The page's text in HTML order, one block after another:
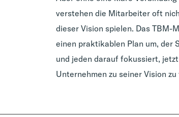
verstehen die Mitarbeiter oft
dieser Vision spielen. Das TBM-
einen praktikablen Plan um,
und jeden darauf fokussiert,
Unternehmen zu seiner Vision zu